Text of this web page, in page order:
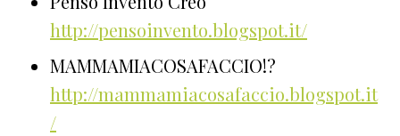
http://pensoinvento.blogspot.it/
MAMMAMIACOSAFACCIO!?
http://mammamiacosafaccio.blogspot.it
/